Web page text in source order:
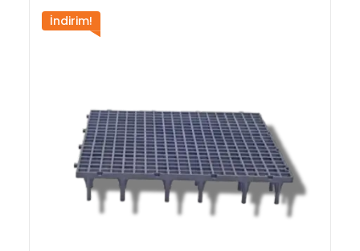
İndirim!